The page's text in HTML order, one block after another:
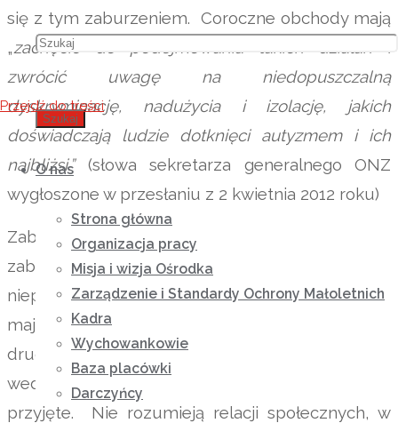
Szukaj
Przejdź do treści
O nas
Strona główna
Organizacja pracy
Misja i wizja Ośrodka
Zarządzenie i Standardy Ochrony Małoletnich
Kadra
Wychowankowie
Baza placówki
Darczyńcy
się z tym zaburzeniem. Coroczne obchody mają
„zachęcić do podejmowania takich działań i
zwrócić uwagę na niedopuszczalną
dyskryminację, nadużycia i izolację, jakich
doświadczają ludzie dotknięci autyzmem i ich
najbliżsi.”(słowa sekretarza generalnego ONZ
wygłoszone w przesłaniu z 2 kwietnia 2012 roku)
Zaburzenia spektrum autyzmu tworzą zespół
zaburzeń, u podstaw którego znajduje się
nieprawidłowa praca mózgu. Osoby z autyzmem
mają problemy z mówieniem, komunikacją z
drugą osobą, postrzeganiem otaczającego świata
według zasad uznawanych za powszechnie
przyjęte. Nie rozumieją relacji społecznych, w